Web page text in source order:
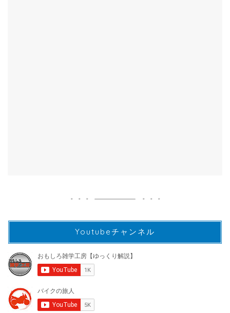
Youtubeチャンネル